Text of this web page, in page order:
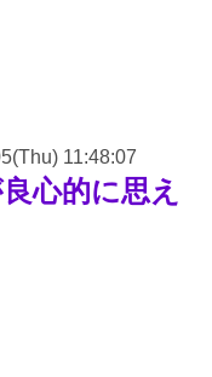
11:48:07
心的に思え